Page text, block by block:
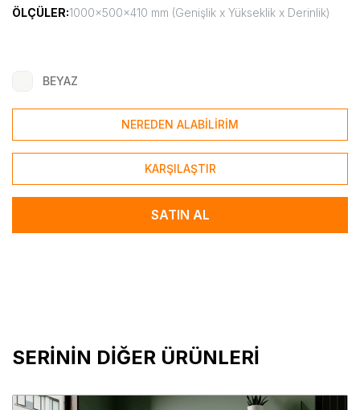
ÖLÇÜLER:1000x500x410 mm (Genişlik x Yükseklik x Derinlik)
BEYAZ
NEREDEN ALABİLİRİM
KARŞILAŞTIR
SATIN AL
SERİNİN DİĞER ÜRÜNLERİ